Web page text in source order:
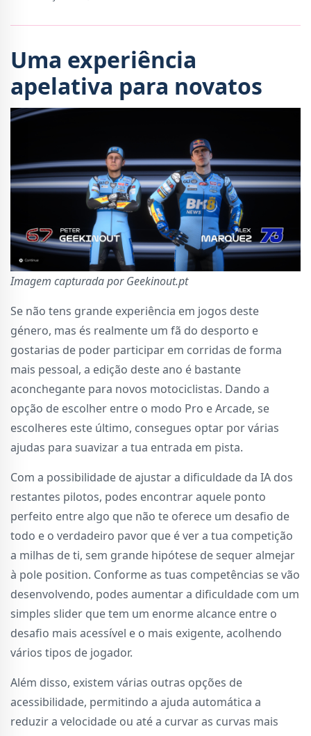
Uma experiência
apelativa para novatos
Imagem capturada por Geekinout.pt
Se não tens grande experiência em jogos deste
género, mas és realmente um fã do desporto e
gostarias de poder participar em corridas de forma
mais pessoal, a edição deste ano é bastante
aconchegante para novos motociclistas. Dando a
opção de escolher entre o modo Pro e Arcade, se
escolheres este último, consegues optar por várias
ajudas para suavizar a tua entrada em pista.
Com a possibilidade de ajustar a dificuldade da IA dos
restantes pilotos, podes encontrar aquele ponto
perfeito entre algo que não te oferece um desafio de
todo e o verdadeiro pavor que é ver a tua competição
a milhas de ti, sem grande hipótese de sequer almejar
à pole position. Conforme as tuas competências se vão
desenvolvendo, podes aumentar a dificuldade com um
simples slider que tem um enorme alcance entre o
desafio mais acessível e o mais exigente, acolhendo
vários tipos de jogador.
Além disso, existem várias outras opções de
acessibilidade, permitindo a ajuda automática a
reduzir a velocidade ou até a curvar as curvas mais